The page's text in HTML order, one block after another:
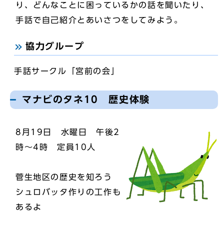
り、どんなことに困っているかの話を聞いたり、
手話で自己紹介とあいさつをしてみよう。
協力グループ
手話サークル「宮前の会」
マナビのタネ10 歴史体験
8月19日 水曜日 午後2
時～4時 定員10人
菅生地区の歴史を知ろう
シュロバッタ作りの工作も
あるよ